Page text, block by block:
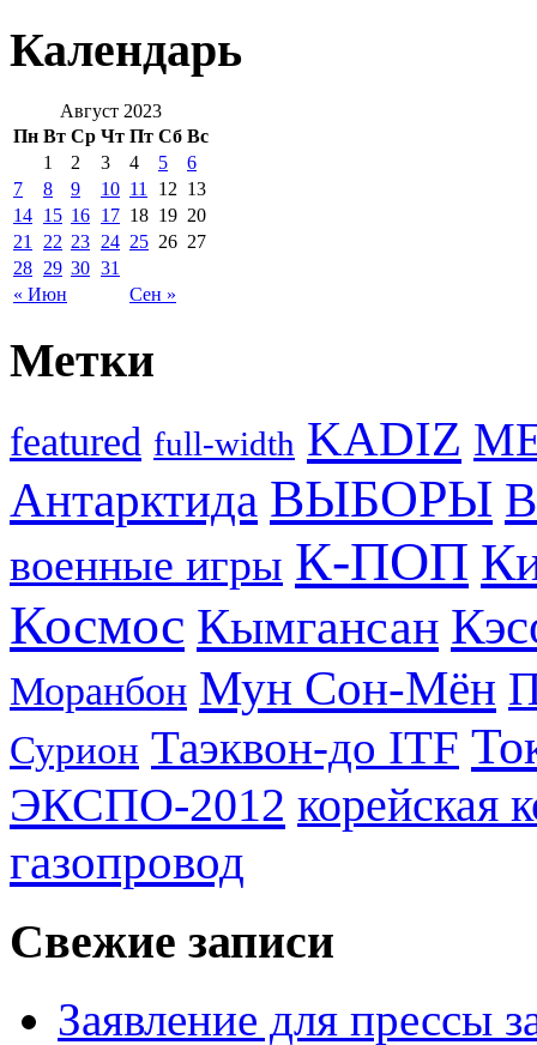
Календарь
Август 2023
Пн Вт Ср Чт Пт Сб Вс
« Июн Сен »
1 2 3 4 5
6
7
8 9 10 11 12 13
14 15 16 17 18 19 20
21
22 23 24 25 26 27
28 29 30 31
Метки
featured full-width KADIZ
Антарктида ВЫБОРЫ
военные игры К-ПОП
Космос Кымгансан
Моранбон Мун Сон-Мён
Сурион Таэквон-до ITF
ЭКСПО-2012 корейская
газопровод
Свежие записи
Заявление для прессы